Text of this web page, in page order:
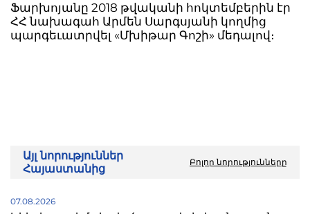
Ֆարխոյանը 2018 թվականի հոկտեմբերին էր
ՀՀ նախագահ Արմեն Սարգսյանի կողմից
պարգեւատրվել «Մխիթար Գոշի» մեդալով։
Այլ նորություններ
Հայաստանից
Բոլոր նորությունները
07.08.2026